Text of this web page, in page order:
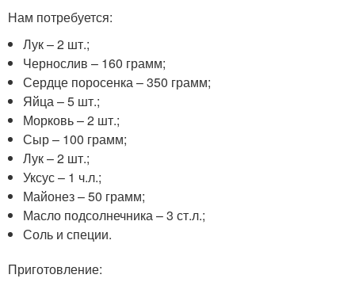
Нам потребуется:
Лук – 2 шт.;
Чернослив – 160 грамм;
Сердце поросенка – 350 грамм;
Яйца – 5 шт.;
Морковь – 2 шт.;
Сыр – 100 грамм;
Лук – 2 шт.;
Уксус – 1 ч.л.;
Майонез – 50 грамм;
Масло подсолнечника – 3 ст.л.;
Соль и специи.
Приготовление: